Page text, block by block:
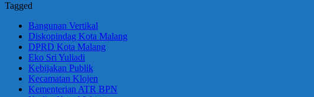
Tagged
Bangunan Vertikal
Diskopindag Kota Malang
DPRD Kota Malang
Eko Sri Yuliadi
Kebijakan Publik
Kecamatan Klojen
Kementerian ATR BPN